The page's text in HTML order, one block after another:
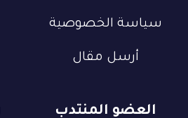
سياسة الخصوصية
أرسل مقال
العضو المنتدب